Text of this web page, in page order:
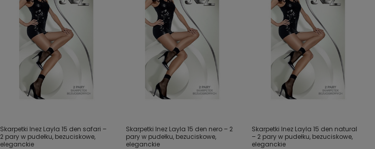
Skarpetki Inez Layla 15 den safari –
2 pary w pudełku, bezuciskowe,
eleganckie
Skarpetki Inez Layla 15 den nero – 2
pary w pudełku, bezuciskowe,
eleganckie
Skarpetki Inez Layla 15 den natural
– 2 pary w pudełku, bezuciskowe,
eleganckie